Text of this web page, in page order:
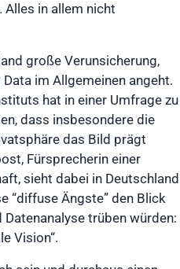
Alles in allem nicht
große Verunsicherung,
im Allgemeinen angeht.
hat in einer Umfrage zu
dass insbesondere die
das Bild prägt
Fürsprecherin einer
sieht dabei in Deutschland
“diffuse Ängste” den Blick
trüben würden:
Vision“.